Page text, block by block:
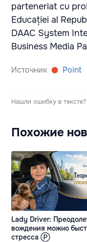
parteneriat cu
Educației al
DAAC System
Business Media
Источник Point
Нашли ошибку в тексте?
Похожие
Lady Driver:
вождения можно
стресса Ⓟ